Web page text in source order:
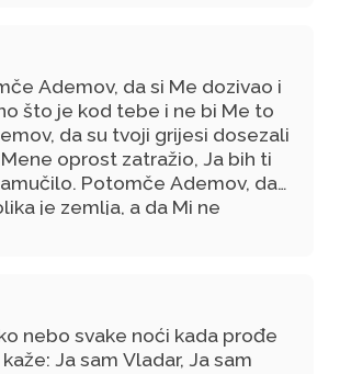
Ademov, da si Me dozivao i
što je kod tebe i ne bi Me to
da su tvoji grijesi dosezali
oprost zatražio, Ja bih ti
Potomče Ademov, da
je zemlja, a da Mi ne
ću ti Ja s isto toliko oprosta!
nebo svake noći kada prođe
Ja sam Vladar, Ja sam